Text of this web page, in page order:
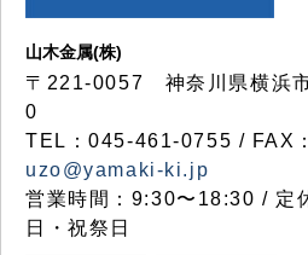
山木金属(株)
〒221-0057 神奈川県横浜
0
TEL：045-461-0755 / FAX
uzo@yamaki-ki.jp
営業時間：9:30〜18:30 / 定
日・祝祭日